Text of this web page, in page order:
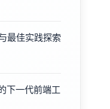
最佳实践探索
下一代前端工